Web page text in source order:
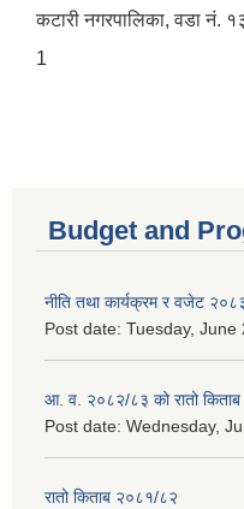
कटारी नगरपालिका, वडा नं.
1
Budget and
नीति तथा कार्यक्रम र वजेट
Post date: Tuesday, June
आ. व. २०८२/८३ को रातो
Post date: Wednesday,
रातो किताब २०८१/८२